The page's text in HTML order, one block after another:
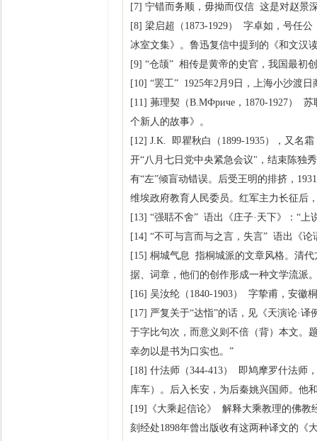
[7] 宁错而务顺，毋拗而仅信 这是对赵景
[8] 梁启超（1873-1929） 字卓如，号任
冰室文集》。鲁迅复信中提到的《和文汉
[9] “仓颉” 相传是黄帝的史官，我国最初
[10] “罢工” 1925年2月9日，上海小沙渡
[11] 茀理契（В.МФриче，1870-1927）
个新人的故事》。
[12] J.K. 即瞿秋白（1899-1935），又名
开“八月七日党中央紧急会议"，结束陈独
有“左”倾盲动错误。后受王明的排挤，
维埃政府教育人民委员。红军主力长征后
[13] “强聒不舍” 语出《庄子·天下》：“
[14] “不可与言而与之言，失言” 语出《论
[15] 桐城气息 指桐城派的文章风格。清
据、词章，他们的创作形成一种文学流派
[16] 吴汝纶（1840-1903） 字挚甫，安徽
[17] 严复关于“达恉”的话，见《天演论·
于字比句次，而意义则不倍（背）本文。
幸勿以是书为口实也。”
[18] 什法师（344-413） 即鸠摩罗什法师
库车）。后入长安，为后秦姚兴国师。他
[19]《大乘起信论》 解释大乘教理的佛教
刻经处1898年曾出版收有这两种译文的《